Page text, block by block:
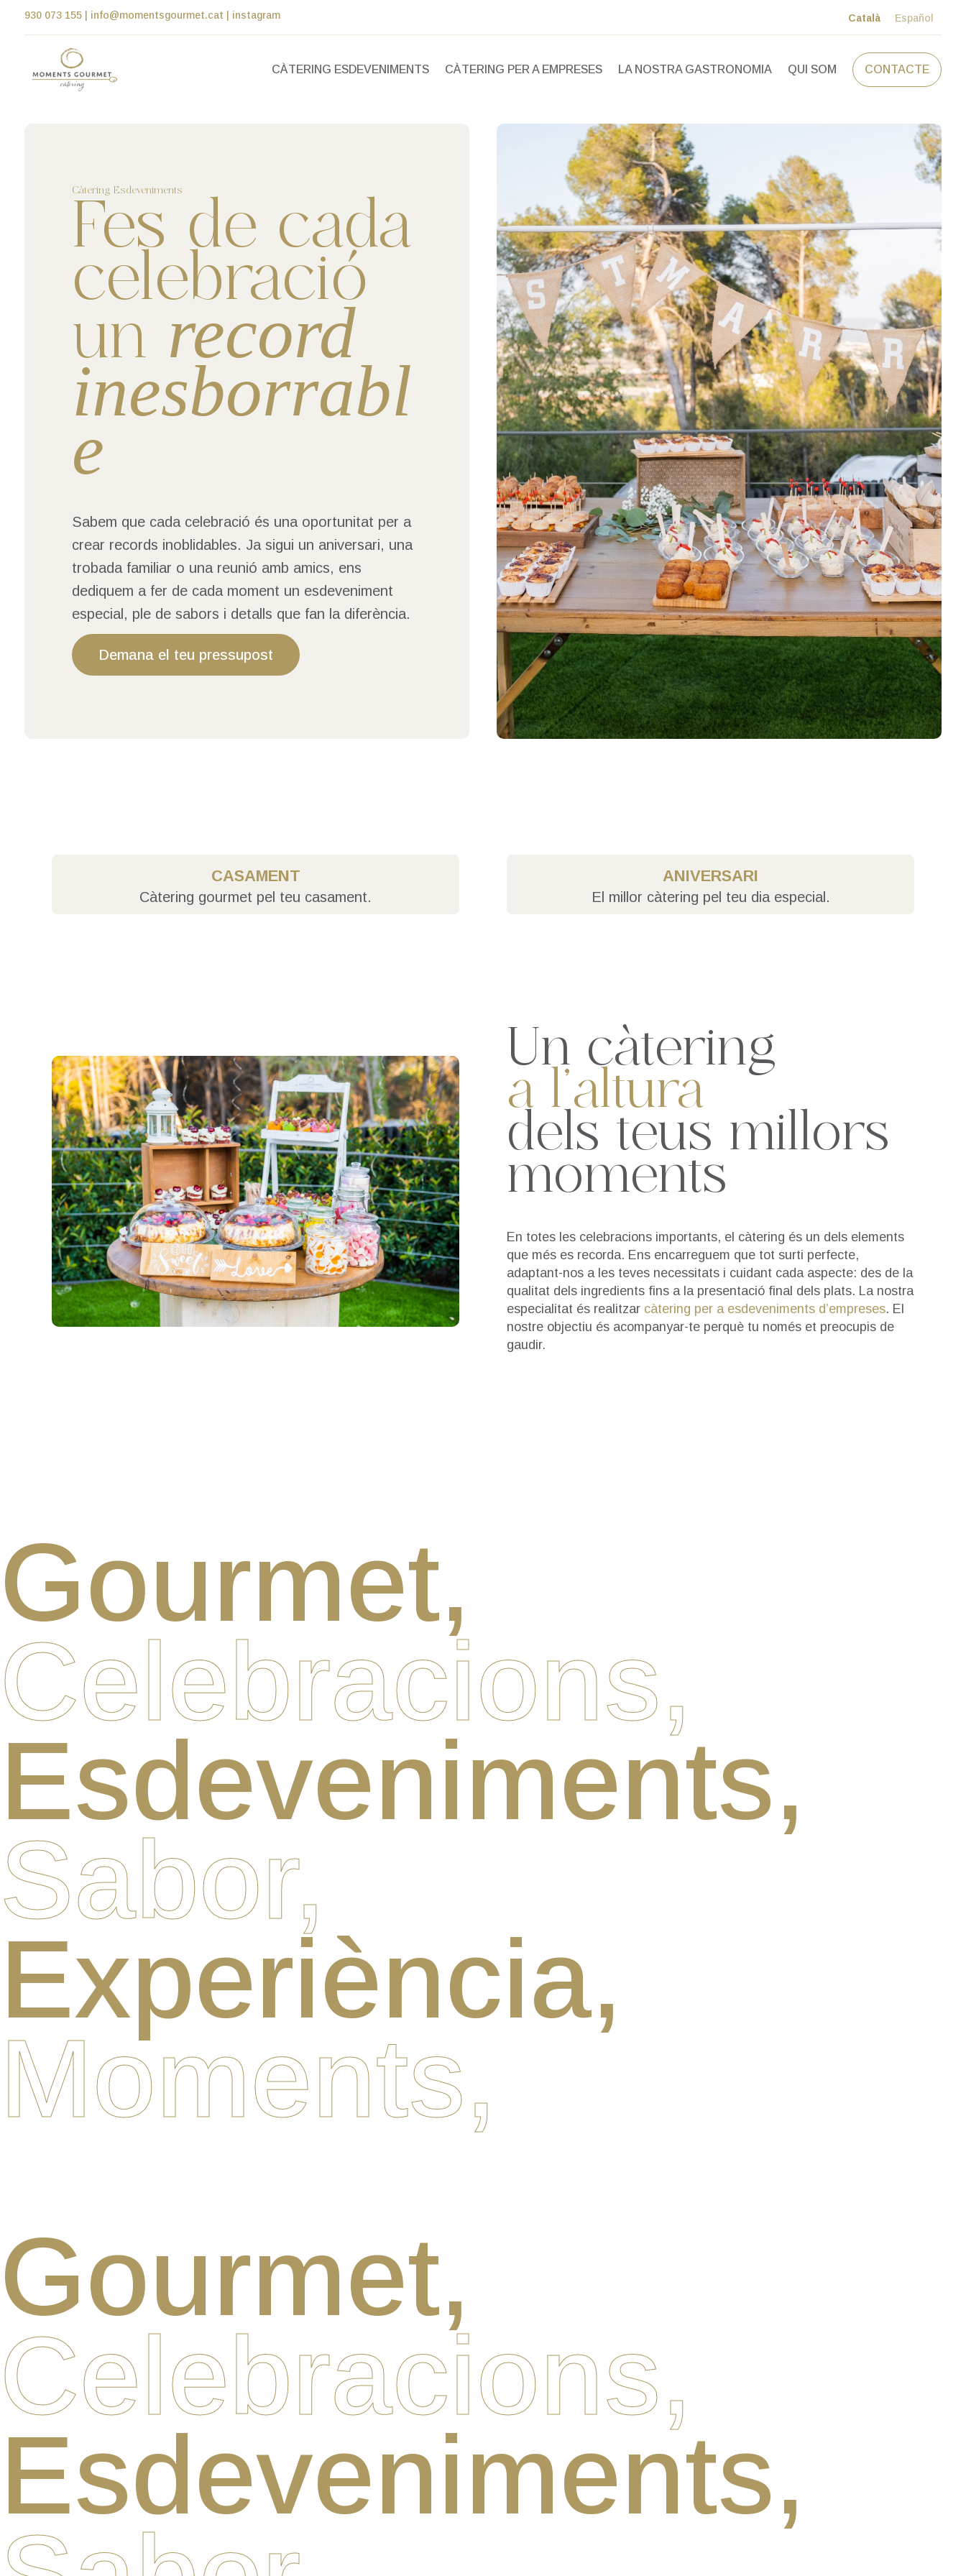
930 073 155| info@momentsgourmet.cat instagram Català Español
CÀTERING ESDEVENIMENTS CÀTERING PER A EMPRESES LA NOSTRA GASTRONOMIA QUI SOM CONTACTE
Càtering Esdeveniments
Fes de cada
celebració
un record
inesborrabl
e
Sabem que cada celebració és una oportunitat per a
crear records inoblidables. Ja sigui un aniversari, una
trobada familiar o una reunió amb amics, ens
dediquem a fer de cada moment un esdeveniment
especial, ple de sabors i detalls que fan la diferència.
Demana el teu pressupost
CASAMENT
Càtering gourmet pel teu casament.
ANIVERSARI
El millor càtering pel teu dia especial.
Un càtering
a l’altura
dels teus millors
moments
En totes les celebracions importants, el càtering és un dels elements
que més es recorda. Ens encarreguem que tot surti perfecte,
adaptant-nos a les teves necessitats i cuidant cada aspecte: des de la
qualitat dels ingredients fins a la presentació final dels plats. La nostra
especialitat és realitzar càtering per a esdeveniments d’empreses. El
nostre objectiu és acompanyar-te perquè tu només et preocupis de
gaudir.
Gourmet,
Celebracions,
Esdeveniments,
Sabor,
Experiència,
Moments,
Gourmet,
Celebracions,
Esdeveniments,